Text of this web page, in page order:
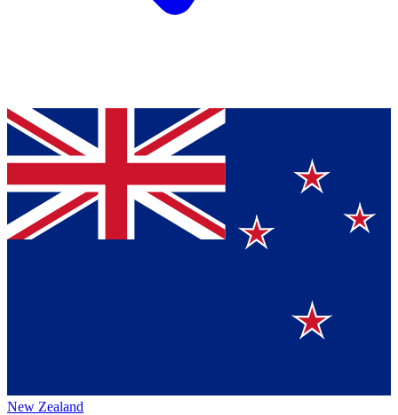
New Zealand